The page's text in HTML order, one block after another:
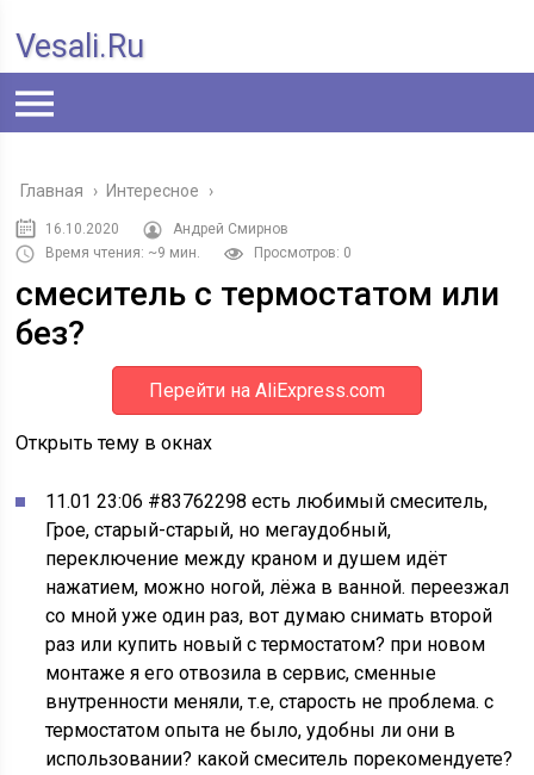
Vesali.ru
Главная › Интересное ›
16.10.2020
Андрей Смирнов
Время чтения: ~9 мин.
Просмотров: 0
смеситель с термостатом или
без?
Перейти на AliExpress.com
Открыть тему в окнах
11.01 23:06 #83762298 есть любимый смеситель,
Грое, старый-старый, но мегаудобный,
переключение между краном и душем идёт
нажатием, можно ногой, лёжа в ванной. переезжал
со мной уже один раз, вот думаю снимать второй
раз или купить новый с термостатом? при новом
монтаже я его отвозила в сервис, сменные
внутренности меняли, т.е, старость не проблема. с
термостатом опыта не было, удобны ли они в
использовании? какой смеситель порекомендуете?